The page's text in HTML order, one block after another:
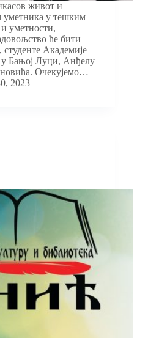
живот и
уметника у тешким
уметности,
ће бити
Академије
у Бањој Луци, Анђелу
Очекујемо…
2023